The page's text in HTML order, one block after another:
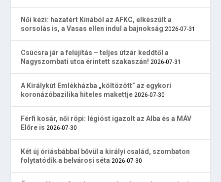
Női kézi: hazatért Kínából az AFKC, elkészült a
sorsolás is, a Vasas ellen indul a bajnokság 2026-07-31
Csúcsra jár a felújítás – teljes útzár keddtől a
Nagyszombati utca érintett szakaszán! 2026-07-31
A Királykút Emlékházba „költözött” az egykori
koronázóbazilika hiteles makettje 2026-07-30
Férfi kosár, női röpi: légióst igazolt az Alba és a MÁV
Előre is 2026-07-30
Két új óriásbábbal bővül a királyi család, szombaton
folytatódik a belvárosi séta 2026-07-30